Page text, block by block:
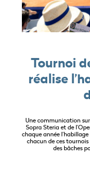
Tournoi
réalise
Une communication
Sopra Steria et de
chaque année
chacun de ces
des bâches